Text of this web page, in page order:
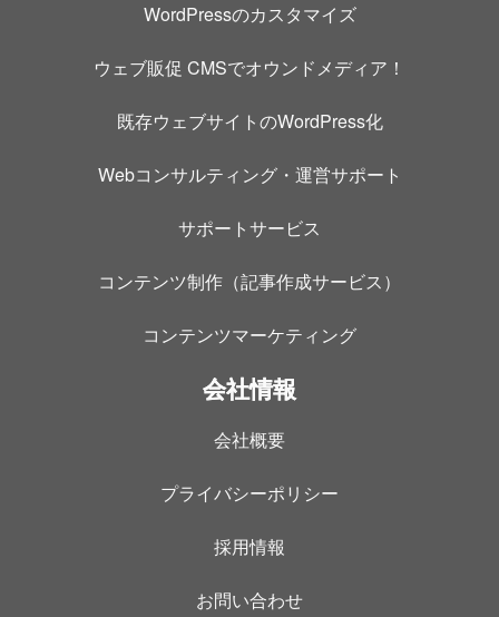
WordPressのカスタマイズ
ウェブ販促 CMSでオウンドメディア！
既存ウェブサイトのWordPress化
Webコンサルティング・運営サポート
サポートサービス
コンテンツ制作（記事作成サービス）
コンテンツマーケティング
会社情報
会社概要
プライバシーポリシー
採用情報
お問い合わせ